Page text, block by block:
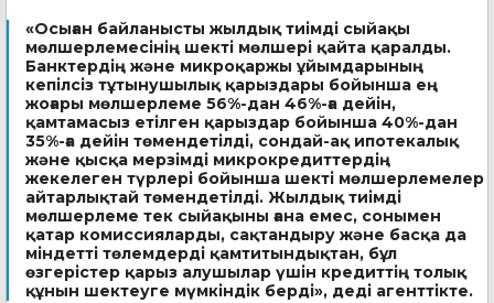
«Осыған байланысты жылдық тиімді сыйақы
мөлшерлемесінің шекті мөлшері қайта қаралды.
Банктердің және микроқаржы ұйымдарының
кепілсіз тұтынушылық қарыздары бойынша ең
жоғары мөлшерлеме 56%-дан 46%-ға дейін,
қамтамасыз етілген қарыздар бойынша 40%-дан
35%-ға дейін төмендетілді, сондай-ақ ипотекалық
және қысқа мерзімді микрокредиттердің
жекелеген түрлері бойынша шекті мөлшерлемелер
айтарлықтай төмендетілді. Жылдық тиімді
мөлшерлеме тек сыйақыны ғана емес, сонымен
қатар комиссияларды, сақтандыру және басқа да
міндетті төлемдерді қамтитындықтан, бұл
өзгерістер қарыз алушылар үшін кредиттің толық
құнын шектеуге мүмкіндік берді», деді агенттікте.